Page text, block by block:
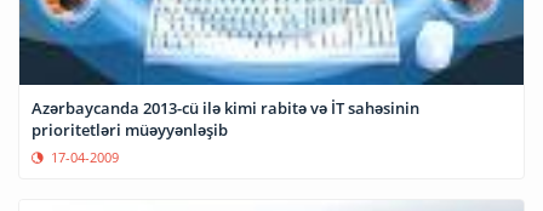
Azərbaycanda 2013-cü ilə kimi rabitə və İT sahəsinin
prioritetləri müəyyənləşib
17-04-2009